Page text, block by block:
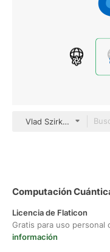
Vlad Szirka Outline
Computación
Licencia de Flaticon
Gratis para uso personal
información